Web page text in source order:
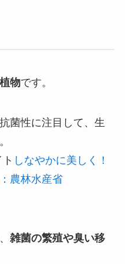
物です。
菌性に注目して、生
しなやかに美しく！
農林水産省
雑菌の繁殖や臭い移